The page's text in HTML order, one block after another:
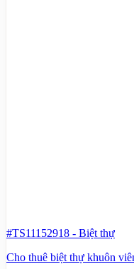
#TS11152918 - Biệt thự
Cho thuê biệt thự khuôn